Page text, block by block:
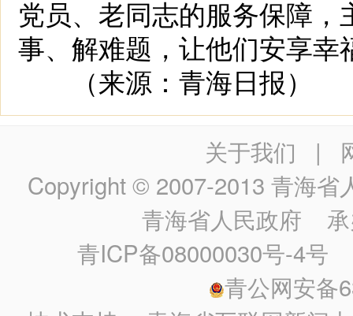
党员、老同志的服务保障
事、解难题，让他们安享幸
（来源：青海日报）
关于我们 |
Copyright © 2007-2013 青海省
青海省人民政府 承
青ICP备08000030号-4号
青公网安备